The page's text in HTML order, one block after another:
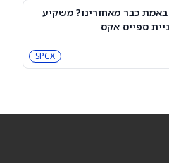
VV
שוק המניות היום: SPY ו-QQQ עלו לאחר
מאכזב שינה את ציפיות
DIA
QQQ
כבר מאחורינו? משקיע
ספייס אקס
SPCX